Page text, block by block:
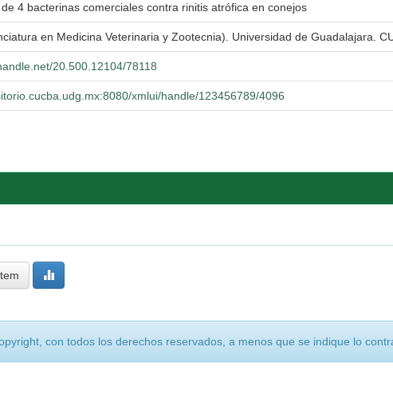
4 bacterinas comerciales contra rinitis atrófica en conejos
en Medicina Veterinaria y Zootecnia). Universidad de Guadalajara.
20.500.12104/78118
xmlui/handle/123456789/4096
con todos los derechos reservados, a menos que se indique lo